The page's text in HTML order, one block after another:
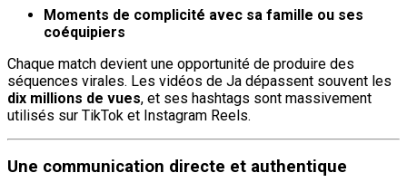
Moments de complicité avec sa famille ou ses
coéquipiers
Chaque match devient une opportunité de produire des
séquences virales. Les vidéos de Ja dépassent souvent les
dix millions de vues, et ses hashtags sont massivement
utilisés sur TikTok et Instagram Reels.
Une communication directe et authentique